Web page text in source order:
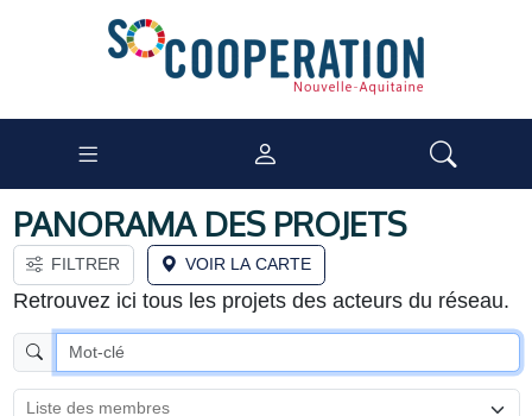
PANORAMA DES PROJETS
FILTRER VOIR LA CARTE
Retrouvez ici tous les projets des acteurs du réseau.